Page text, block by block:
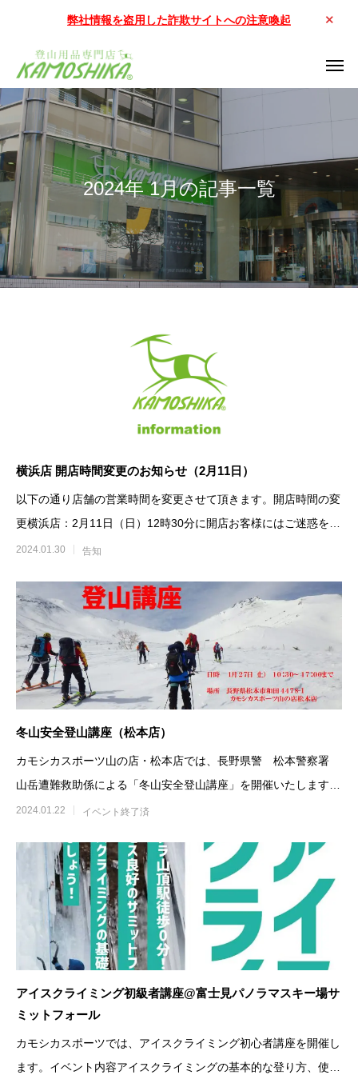
弊社情報を盗用した詐欺サイトへの注意喚起
2024年 1月の記事一覧
横浜店 開店時間変更のお知らせ（2月11日）
以下の通り店舗の営業時間を変更させて頂きます。開店時間の変
更横浜店：2月11日（日）12時30分に開店お客様にはご迷惑をお
掛
2024.01.30 告知
冬山安全登山講座（松本店）
カモシカスポーツ山の店・松本店では、長野県警 松本警察署
山岳遭難救助係による「冬山安全登山講座」を開催いたします。
冬山安全登山講座（松本
2024.01.22 イベント終了済
アイスクライミング初級者講座@富士見パノラマスキー場サ
ミットフォール
カモシカスポーツでは、アイスクライミング初心者講座を開催し
ます。イベント内容アイスクライミングの基本的な登り方、使用